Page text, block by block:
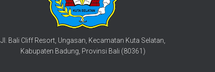
Jl. Bali Cliff Resort, Ungasan, Kecamatan Kuta Selatan,
Kabupaten Badung, Provinsi Bali (80361)